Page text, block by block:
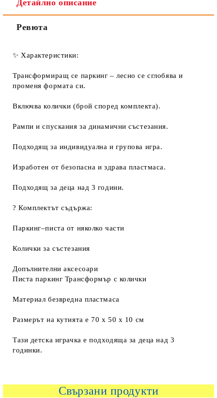
Детайлно описание
Ревюта
✨ Характеристики:
Трансформиращ се паркинг – лесно се сглобява и
променя формата си.
Включва колички (брой според комплекта).
Рампи и спускания за динамични състезания.
Подходящ за индивидуална и групова игра.
Изработен от безопасна и здрава пластмаса.
Подходящ за деца над 3 години.
? Комплектът съдържа:
Паркинг–писта от няколко части
Колички за състезания
Допълнителни аксесоари
Писта паркинг Трансформър с колички
Материал безвредна пластмаса
Размерът на кутията е 70 х 50 х 10 см
Тази детска играчка е подходяща за деца над 3
годинки.
Свързани продукти